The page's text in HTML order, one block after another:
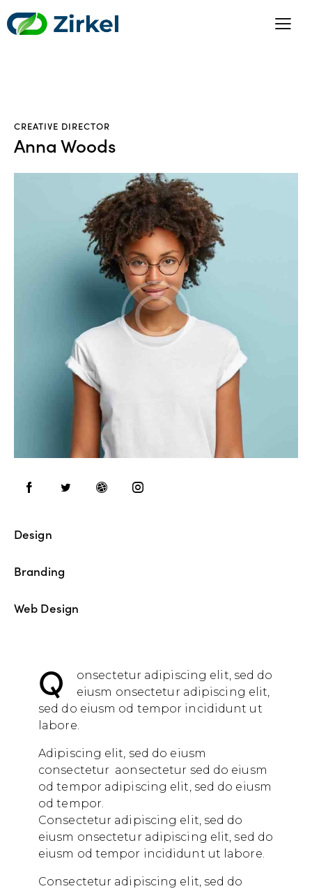
CREATIVE DIRECTOR
Anna Woods
Design
Branding
Web Design
Q
onsectetur adipiscing elit, sed do
eiusm onsectetur adipiscing elit,
sed do eiusm od tempor incididunt ut
labore.
Adipiscing elit, sed do eiusm
consectetur aonsectetur sed do eiusm
od tempor adipiscing elit, sed do eiusm
od tempor.
Consectetur adipiscing elit, sed do
eiusm onsectetur adipiscing elit, sed do
eiusm od tempor incididunt ut labore.
Consectetur adipiscing elit, sed do